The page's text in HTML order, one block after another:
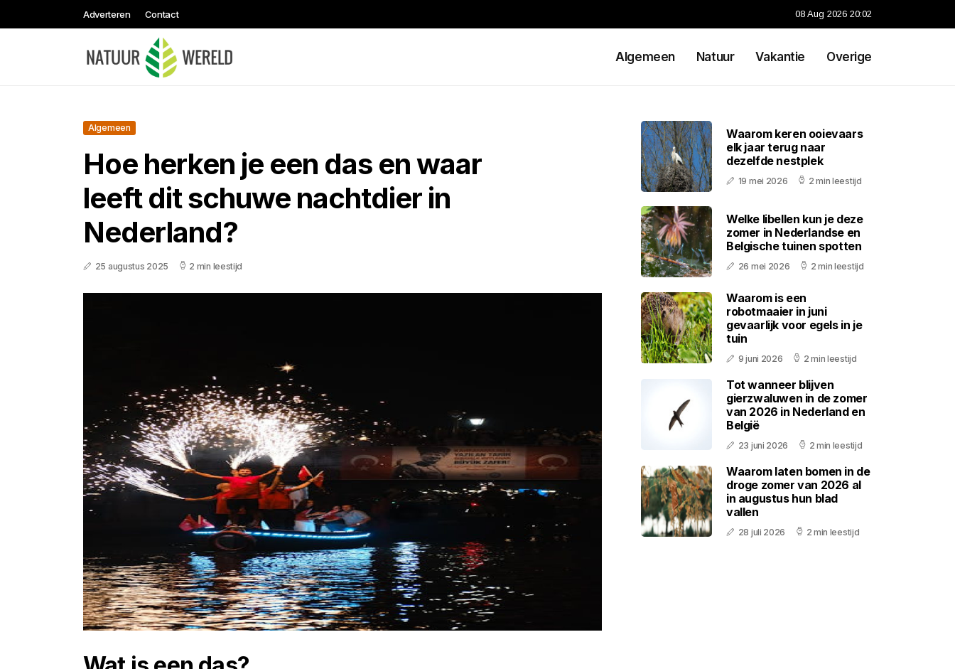
Adverteren Contact 08 Aug 2026 20:02
Algemeen Natuur Vakantie Overige
Algemeen
Hoe herken je een das en waar
leeft dit schuwe nachtdier in
Nederland?
25 augustus 2025 2 min leestijd
Waarom keren ooievaars
elk jaar terug naar
dezelfde nestplek
19 mei 2026 2 min leestijd
Welke libellen kun je deze
zomer in Nederlandse en
Belgische tuinen spotten
26 mei 2026 2 min leestijd
Waarom is een
robotmaaier in juni
gevaarlijk voor egels in je
tuin
9 juni 2026 2 min leestijd
Tot wanneer blijven
gierzwaluwen in de zomer
van 2026 in Nederland en
België
23 juni 2026 2 min leestijd
Waarom laten bomen in de
droge zomer van 2026 al
in augustus hun blad
vallen
28 juli 2026 2 min leestijd